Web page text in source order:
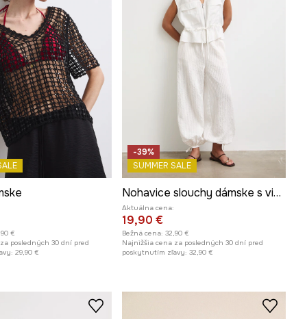
€
posledných 30 dní pred
29,90 €
-39%
SUMMER SALE
Nohavice slouchy dámske s viskózou
Aktuálna cena:
19,90 €
Bežná cena: 32,90 €
Najnižšia cena za posledných 30 dní pred
poskytnutím zľavy: 32,90 €